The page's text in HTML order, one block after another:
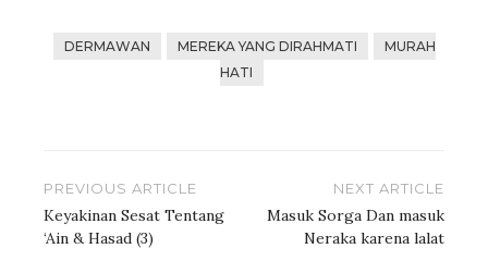
DERMAWAN MEREKA YANG DIRAHMATI
MURAH
HATI
Post
navigation
PREVIOUS ARTICLE
Keyakinan Sesat Tentang
‘Ain & Hasad (3)
NEXT ARTICLE
Masuk Sorga Dan masuk
Neraka karena lalat